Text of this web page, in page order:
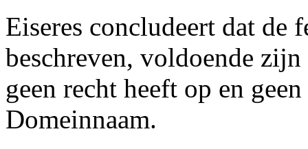
Eiseres concludeert dat de
beschreven, voldoende
geen recht heeft op en
Domeinnaam.